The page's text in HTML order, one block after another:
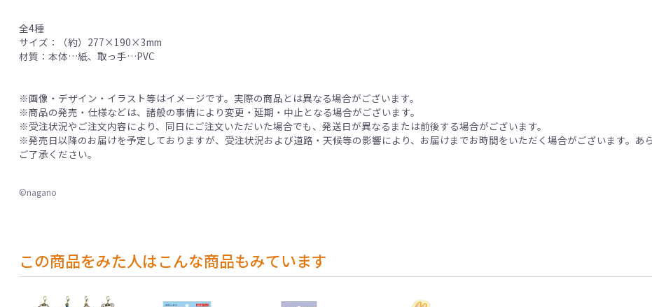
全4種
サイズ：（約）277×190×3mm
材質：本体…紙、取っ手…PVC
※画像・デザイン・イラスト等はイメージです。実際の商品とは異なる場合がございます。
※商品の発売・仕様などは、諸般の事情により変更・延期・中止となる場合がございます。
※受注状況やご注文内容により、同日にご注文いただいた場合でも、発送日が異なるまたは前後する場合がございます。
※発売日以降のお届けを予定しておりますが、受注状況および道路・天候等の影響により、お届けまでお時間をいただく場合がございます。あ
ご了承ください。
©nagano
この商品をみた人はこんな商品もみています